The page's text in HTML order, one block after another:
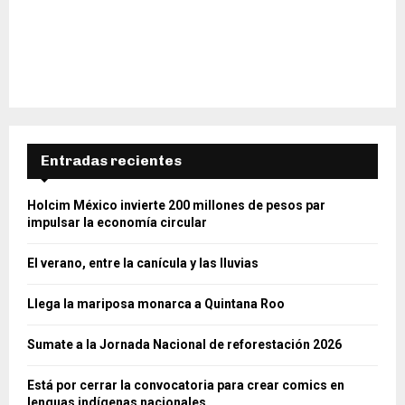
Entradas recientes
Holcim México invierte 200 millones de pesos par
impulsar la economía circular
El verano, entre la canícula y las lluvias
Llega la mariposa monarca a Quintana Roo
Sumate a la Jornada Nacional de reforestación 2026
Está por cerrar la convocatoria para crear comics en